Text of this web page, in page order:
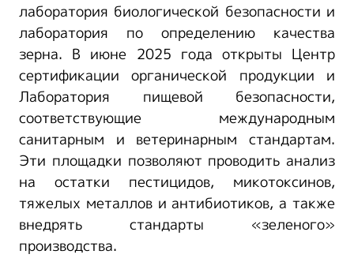
лаборатория биологической безопасности и
лаборатория по определению качества
зерна. В июне 2025 года открыты Центр
сертификации органической продукции и
Лаборатория пищевой безопасности,
соответствующие международным
санитарным и ветеринарным стандартам.
Эти площадки позволяют проводить анализ
на остатки пестицидов, микотоксинов,
тяжелых металлов и антибиотиков, а также
внедрять стандарты «зеленого»
производства.